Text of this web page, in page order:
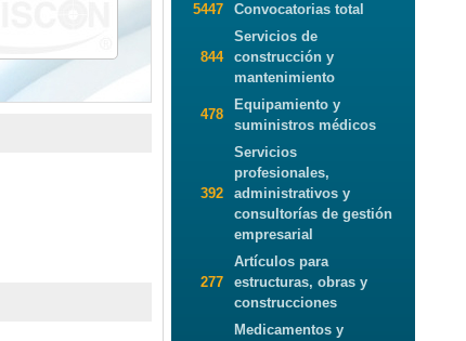
5447 Convocatorias total
844
Servicios de
construcción y
mantenimiento
478
Equipamiento y
suministros médicos
392
Servicios
profesionales,
administrativos y
consultorías de gestión
empresarial
277
Artículos para
estructuras, obras y
construcciones
Medicamentos y